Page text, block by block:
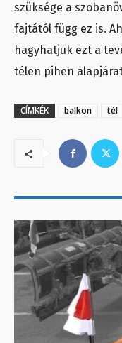
szüksége a
fajtától függ ez is.
hagyhatjuk ezt a
télen pihen
CÍMKÉK balkon tél